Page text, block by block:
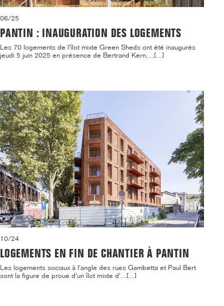
06/25
PANTIN : INAUGURATION DES LOGEMENTS
Les 70 logements de l'îlot mixte Green Sheds ont été inaugurés
jeudi 5 juin 2025 en présence de Bertrand Kern,...[...]
10/24
LOGEMENTS EN FIN DE CHANTIER À PANTIN
Les logements sociaux à l'angle des rues Gambetta et Paul Bert
sont la figure de proue d'un îlot mixte d'...[...]